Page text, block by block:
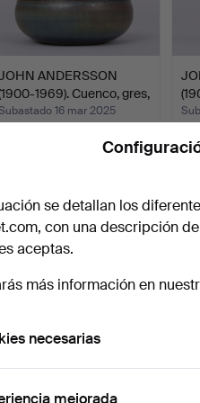
ANDERSSON
1969). Cuenco, gres,
16 mar 2025
…
64
ANDERSSON
(1900-1969). Cuenco, gres,
se detallan los
con una descripción
aceptas.
más información en
necesarias
mejorada